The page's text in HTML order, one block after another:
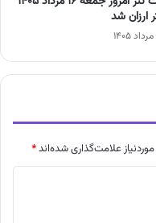
ارزان شد
علامت‌گذاری شده‌اند*